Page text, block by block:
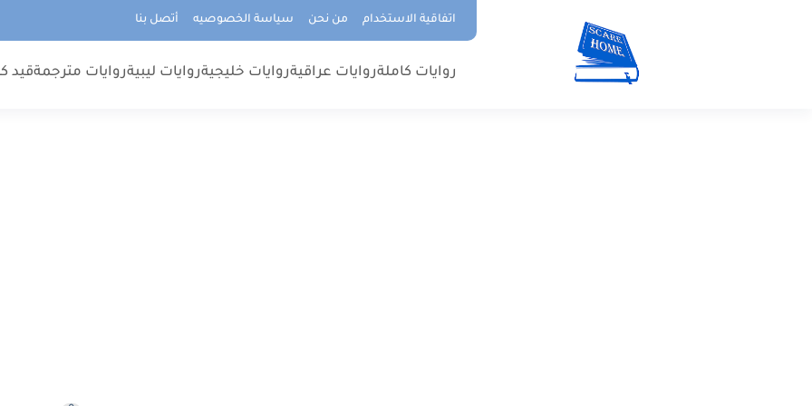
اتفاقية الاستخدام من نحن سياسة الخصوصيه أتصل بنا
روايات كاملةروايات عراقيةروايات خليجيةروايات ليبيةروايات مترجمةقيد